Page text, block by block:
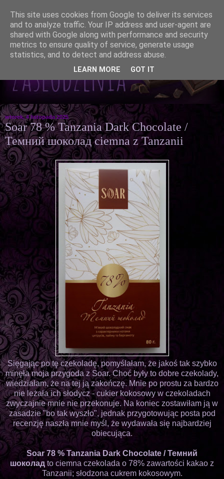
wtorek, 4 listopada 2025
Soar 78 % Tanzania Dark Chocolate /
Темний шоколад ciemna z Tanzanii
Sięgając po tę czekoladę, pomyślałam, że jakoś tak szybko
minęła moja przygoda z Soar. Choć były to dobre czekolady,
wiedziałam, że na tej ją zakończę. Mnie po prostu za bardzo
nie leżała ich słodycz - cukier kokosowy w czekoladach
zwyczajnie mnie nie przekonuje. Na koniec zostawiłam ją w
zasadzie "bo tak wyszło", jednak przygotowując posta pod
recenzję naszła mnie myśl, że wydawała się najbardziej
obiecująca.
Soar 78 % Tanzania Dark Chocolate /Темний
шоколад to ciemna czekolada o 78% zawartości kakao z
Tanzanii; słodzona cukrem kokosowym.
This site uses cookies from Google to deliver its services
and to analyze traffic. Your IP address and user-agent are
shared with Google along with performance and security
metrics to ensure quality of service, generate usage
statistics, and to detect and address abuse.
LEARN MORE GOT IT